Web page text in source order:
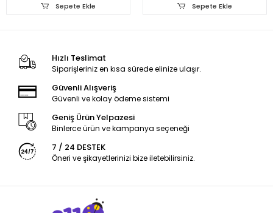
Sepete Ekle Sepete Ekle
Hızlı Teslimat
Siparişleriniz en kısa sürede elinize ulaşır.
Güvenli Alışveriş
Güvenli ve kolay ödeme sistemi
Geniş Ürün Yelpazesi
Binlerce ürün ve kampanya seçeneği
7 / 24 DESTEK
Öneri ve şikayetlerinizi bize iletebilirsiniz.